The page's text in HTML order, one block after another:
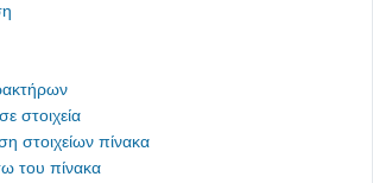
στοιχεία
στοιχείων πίνακα
του πίνακα